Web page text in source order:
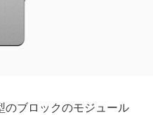
のブロックのモジュール